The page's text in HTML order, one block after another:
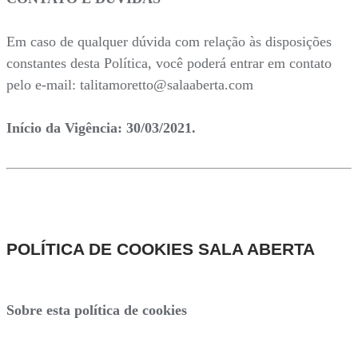
Em caso de qualquer dúvida com relação às disposições
constantes desta Política, você poderá entrar em contato
pelo e-mail: talitamoretto@salaaberta.com
Início da Vigência: 30/03/2021.
POLÍTICA DE COOKIES SALA ABERTA
Sobre esta política de cookies